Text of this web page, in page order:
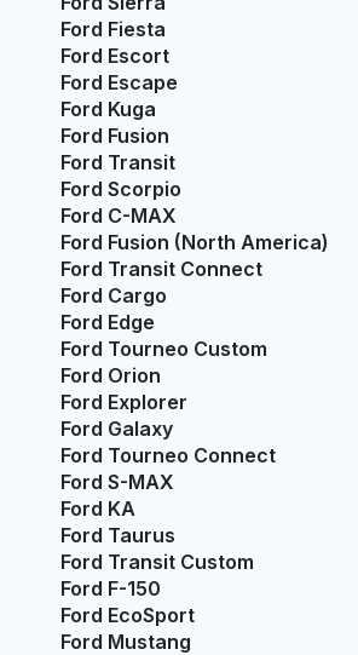
Ford Fiesta
Ford Escort
Ford Escape
Ford Kuga
Ford Fusion
Ford Transit
Ford Scorpio
Ford C-MAX
Ford Fusion (North America)
Ford Transit Connect
Ford Cargo
Ford Edge
Ford Tourneo Custom
Ford Orion
Ford Explorer
Ford Galaxy
Ford Tourneo Connect
Ford S-MAX
Ford KA
Ford Taurus
Ford Transit Custom
Ford F-150
Ford EcoSport
Ford Mustang